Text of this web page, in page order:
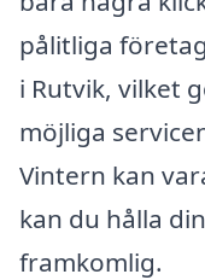
pålitliga
i Rutvik, vilket
möjliga
Vintern kan
kan du hålla
framkomlig.